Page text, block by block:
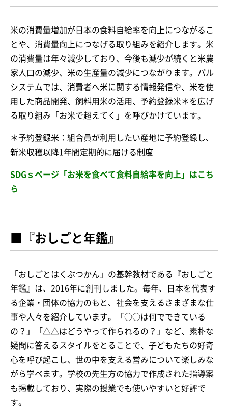
米の消費量増加が日本の食料自給率を向上につながるこ
とや、消費量向上につなげる取り組みを紹介します。米
の消費量は年々減少しており、今後も減少が続くと米農
家人口の減少、米の生産量の減少につながります。パル
システムでは、消費者へ米に関する情報発信や、米を使
用した商品開発、飼料用米の活用、予約登録米＊を広げ
る取り組み「お米で超えてく」を呼びかけています。
＊予約登録米：組合員が利用したい産地に予約登録し、
新米収穫以降1年間定期的に届ける制度
SDGｓページ「お米を食べて食料自給率を向上」はこち
ら
■『おしごと年鑑』
「おしごとはくぶつかん」の基幹教材である『おしごと
年鑑』は、2016年に創刊しました。毎年、日本を代表す
る企業・団体の協力のもと、社会を支えるさまざまな仕
事や人々を紹介しています。「○○は何でできている
の？」「△△はどうやって作られるの？」など、素朴な
疑問に答えるスタイルをとることで、子どもたちの好奇
心を呼び起こし、世の中を支える営みについて楽しみな
がら学べます。学校の先生方の協力で作成された指導案
も掲載しており、実際の授業でも使いやすいと好評で
す。